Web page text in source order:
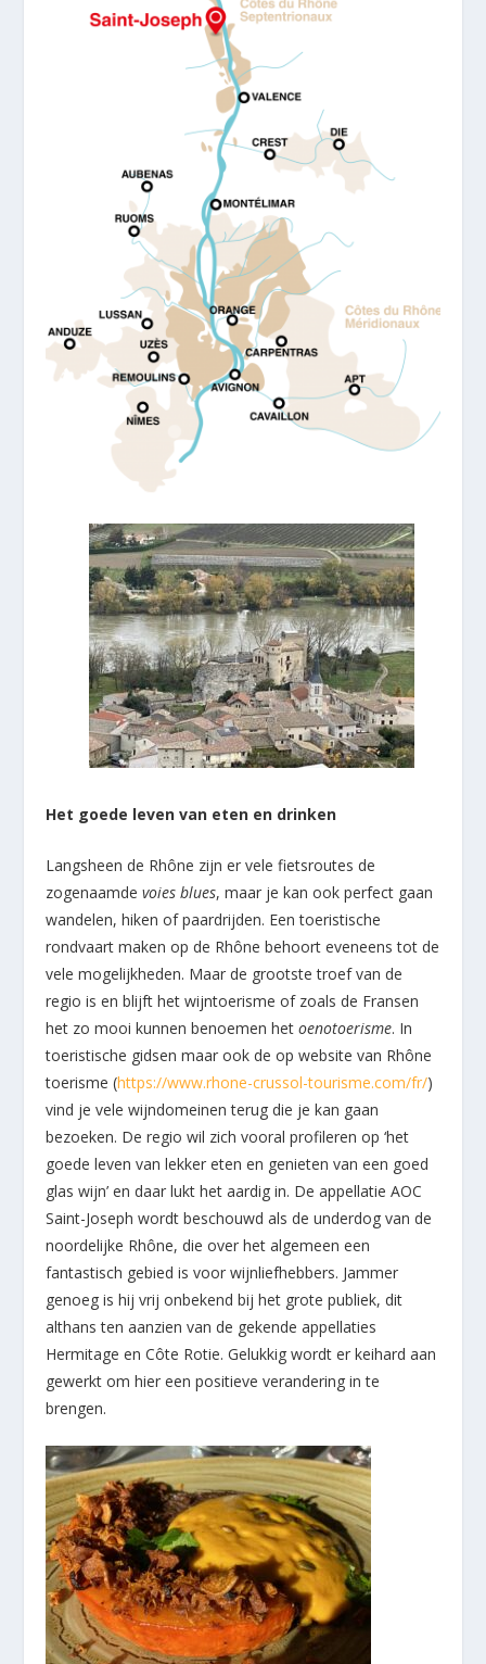
Het goede leven van eten en drinken
Langsheen de Rhône zijn er vele fietsroutes de
zogenaamdevoies blues, maar je kan ook perfect gaan
wandelen, hiken of paardrijden. Een toeristische
rondvaart maken op de Rhône behoort eveneens tot de
vele mogelijkheden. Maar de grootste troef van de
regio is en blijft het wijntoerisme of zoals de Fransen
het zo mooi kunnen benoemen hetoenotoerisme. In
toeristische gidsen maar ook de op website van Rhône
toerisme (https://www.rhone-crussol-tourisme.com/fr/)
vind je vele wijndomeinen terug die je kan gaan
bezoeken. De regio wil zich vooral profileren op ‘het
goede leven van lekker eten en genieten van een goed
glas wijn’ en daar lukt het aardig in. De appellatie AOC
Saint-Joseph wordt beschouwd als de underdog van de
noordelijke Rhône, die over het algemeen een
fantastisch gebied is voor wijnliefhebbers. Jammer
genoeg is hij vrij onbekend bij het grote publiek, dit
althans ten aanzien van de gekende appellaties
Hermitage en Côte Rotie. Gelukkig wordt er keihard aan
gewerkt om hier een positieve verandering in te
brengen.